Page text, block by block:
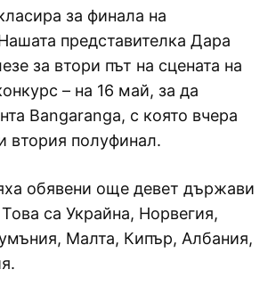
за финала на
представителка Дара
за втори път на сцената на
– на 16 май, за да
Bangaranga, с която вчера
втория полуфинал.
обявени още девет държави
са Украйна, Норвегия,
Малта, Кипър, Албания,